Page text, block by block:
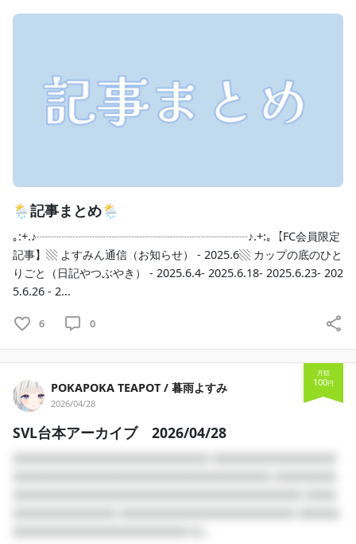
文章・画像・動画など全て転載禁止
コメント等で「○○と言っていた」と触れるなど、
内容の持ち出しも禁止とさせていただきます
ヘッダーイラスト
米田じゃむ 様（@ja_m_ad）
🌦記事まとめ🌦
｡:+.♪┈┈┈┈┈┈┈┈┈┈┈┈┈┈┈┈┈┈┈♪.+:｡【FC会員限定
記事】▧ よすみん通信（お知らせ） - 2025.6▧ カップの底のひと
りごと（日記やつぶやき） - 2025.6.4- 2025.6.18- 2025.6.23- 202
5.6.26 - 2...
6 0
POKAPOKA TEAPOT / 暮雨よすみ
2026/04/28
月額
100円
SVL台本アーカイブ 2026/04/28